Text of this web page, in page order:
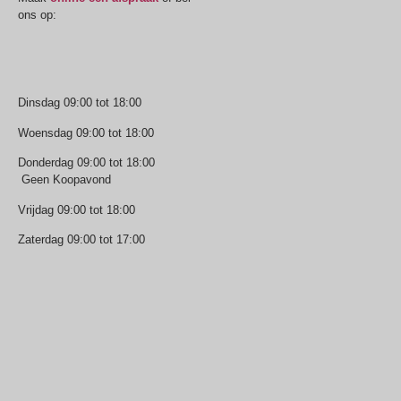
ons op:
Dinsdag 09:00 tot 18:00
Woensdag 09:00 tot 18:00
Donderdag 09:00 tot 18:00
Geen Koopavond
Vrijdag 09:00 tot 18:00
Zaterdag 09:00 tot 17:00